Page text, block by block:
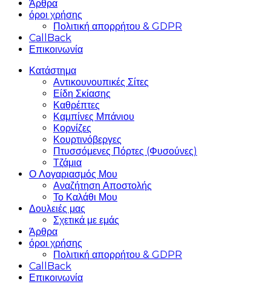
Άρθρα
όροι χρήσης
Πολιτική απορρήτου & GDPR
CallBack
Επικοινωνία
Κατάστημα
Αντικουνουπικές Σίτες
Είδη Σκίασης
Καθρέπτες
Καμπίνες Μπάνιου
Κορνίζες
Κουρτινόβεργες
Πτυσσόμενες Πόρτες (Φυσούνες)
Τζάμια
Ο Λογαριασμός Μου
Αναζήτηση Αποστολής
Το Καλάθι Μου
Δουλειές μας
Σχετικά με εμάς
Άρθρα
όροι χρήσης
Πολιτική απορρήτου & GDPR
CallBack
Επικοινωνία